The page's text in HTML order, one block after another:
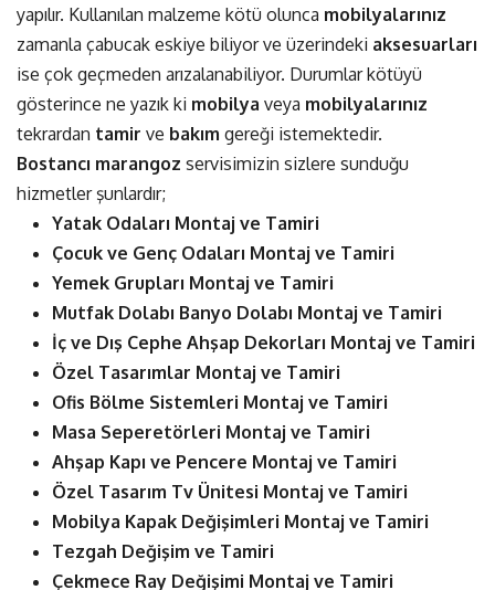
yapılır. Kullanılan malzeme kötü olunca mobilyalarınız
zamanla çabucak eskiye biliyor ve üzerindeki aksesuarları
ise çok geçmeden arızalanabiliyor. Durumlar kötüyü
gösterince ne yazık ki mobilya veya mobilyalarınız
tekrardan tamir ve bakım gereği istemektedir.
Bostancı marangoz servisimizin sizlere sunduğu
hizmetler şunlardır;
Yatak Odaları Montaj ve Tamiri
Çocuk ve Genç Odaları Montaj ve Tamiri
Yemek Grupları Montaj ve Tamiri
Mutfak Dolabı Banyo Dolabı Montaj ve Tamiri
İç ve Dış Cephe Ahşap Dekorları Montaj ve Tamiri
Özel Tasarımlar Montaj ve Tamiri
Ofis Bölme Sistemleri Montaj ve Tamiri
Masa Seperetörleri Montaj ve Tamiri
Ahşap Kapı ve Pencere Montaj ve Tamiri
Özel Tasarım Tv Ünitesi Montaj ve Tamiri
Mobilya Kapak Değişimleri Montaj ve Tamiri
Tezgah Değişim ve Tamiri
Çekmece Ray Değişimi Montaj ve Tamiri